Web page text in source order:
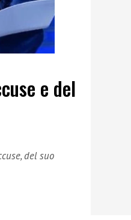
e del
del suo